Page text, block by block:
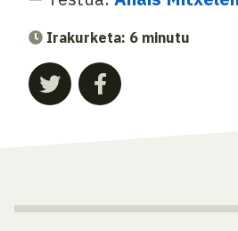
Irakurketa: 6 minutu